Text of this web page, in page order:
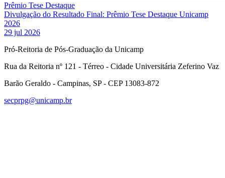
Prêmio Tese Destaque
Divulgação do Resultado Final: Prêmio Tese Destaque Unicamp
2026
29 jul 2026
Pró-Reitoria de Pós-Graduação da Unicamp
Rua da Reitoria nº 121 - Térreo - Cidade Universitária Zeferino Vaz
Barão Geraldo - Campinas, SP - CEP 13083-872
secprpg@unicamp.br